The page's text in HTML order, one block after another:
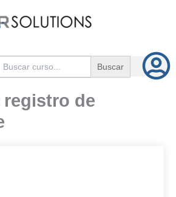
registro de